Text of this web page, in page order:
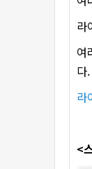
라
여
다.
라
<